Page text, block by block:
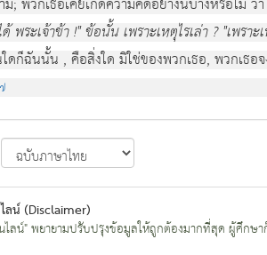
พระเจาขา !" ขอนั้น เพราะเหตุไรเลา ? "เพร
ก็ฉันนั้น , คือสิ่งใด มิใชของพวกเธอ, พวกเธอจ
ลน์ (Disclaimer)
ลน์" พยายามปรับปรุงข้อมูลให้ถูกต้องมากที่สุด ผู้ศึก